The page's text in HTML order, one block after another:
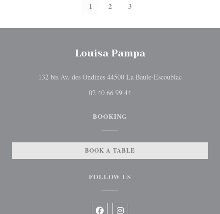
1 2 3
Louisa Pampa
132 bis Av. des Ondines 44500 La Baule-Escoublac((opens in a
02 40 66 99 44
BOOKING
BOOK A TABLE
FOLLOW US